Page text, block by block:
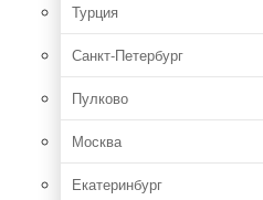
Турция
Санкт-Петербург
Пулково
Москва
Екатеринбург